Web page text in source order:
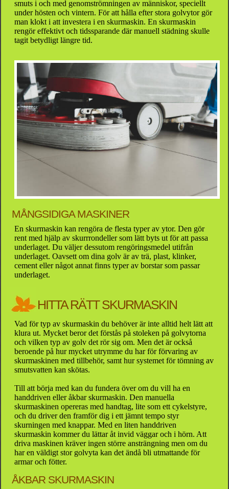
smuts i och med genomströmningen av människor, speciellt
under hösten och vintern. För att hålla efter stora golvytor gör
man klokt i att investera i en skurmaskin. En skurmaskin
rengör effektivt och tidssparande där manuell städning skulle
tagit betydligt längre tid.
MÅNGSIDIGA MASKINER
En skurmaskin kan rengöra de flesta typer av ytor. Den gör
rent med hjälp av skurrrondeller som lätt byts ut för att passa
underlaget. Du väljer dessutom rengöringsmedel utifrån
underlaget. Oavsett om dina golv är av trä, plast, klinker,
cement eller något annat finns typer av borstar som passar
underlaget.
HITTA RÄTT SKURMASKIN
Vad för typ av skurmaskin du behöver är inte alltid helt lätt att
klura ut. Mycket beror det förstås på stoleken på golvytorna
och vilken typ av golv det rör sig om. Men det är också
beroende på hur mycket utrymme du har för förvaring av
skurmaskinen med tillbehör, samt hur systemet för tömning av
smutsvatten kan skötas.
Till att börja med kan du fundera över om du vill ha en
handdriven eller åkbar skurmaskin. Den manuella
skurmaskinen opereras med handtag, lite som ett cykelstyre,
och du driver den framför dig i ett jämnt tempo styr
skurningen med knappar. Med en liten handdriven
skurmaskin kommer du lättar åt invid väggar och i hörn. Att
driva maskinen kräver ingen större ansträngning men om du
har en väldigt stor golvyta kan det ändå bli utmattande för
armar och fötter.
ÅKBAR SKURMASKIN